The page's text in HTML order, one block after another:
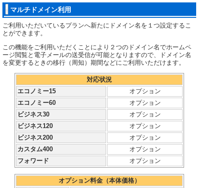
マルチドメイン利用
ご利用いただいているプランへ新たにドメイン名を１つ設定するこ
とができます。
この機能をご利用いただくことにより２つのドメイン名でホームペ
ージ閲覧と電子メールの送受信が可能となりますので、ドメイン名
を変更するときの移行（周知）期間などにご利用いただけます。
対応状況
エコノミー15
オプション
エコノミー60
オプション
ビジネス30
オプション
ビジネス120
オプション
ビジネス200
オプション
カスタム400
オプション
フォワード
オプション
オプション料金（本体価格）